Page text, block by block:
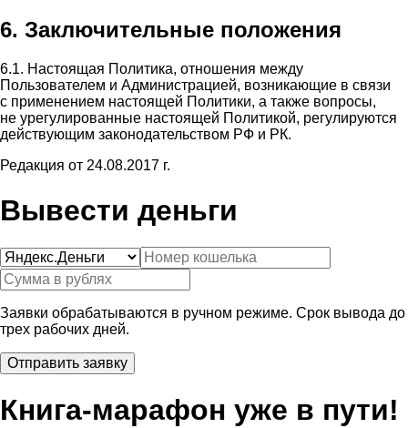
6. Заключительные положения
6.1. Настоящая Политика, отношения между
Пользователем и Администрацией, возникающие в связи
с применением настоящей Политики, а также вопросы,
не урегулированные настоящей Политикой, регулируются
действующим законодательством РФ и РК.
Редакция от 24.08.2017 г.
Вывести деньги
Заявки обрабатываются в ручном режиме. Срок вывода до
трех рабочих дней.
Книга-марафон уже в пути!